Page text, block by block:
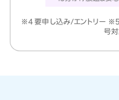
※4 要申し込み/エントリー ※5
号対